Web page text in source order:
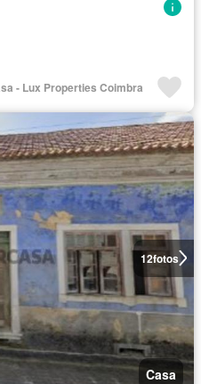
- Lux Properties Coimbra
12fotos
Casa